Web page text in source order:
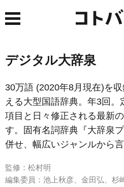
デジタル大辞泉
30万語 (2020年8月現在)を
える大型国語辞典。年3回
項目と日々修正される最新
す。固有名詞辞典『大辞泉
併せ、幅広いジャンルから
監修：松村明
編集委員：池上秋彦、金田弘、杉